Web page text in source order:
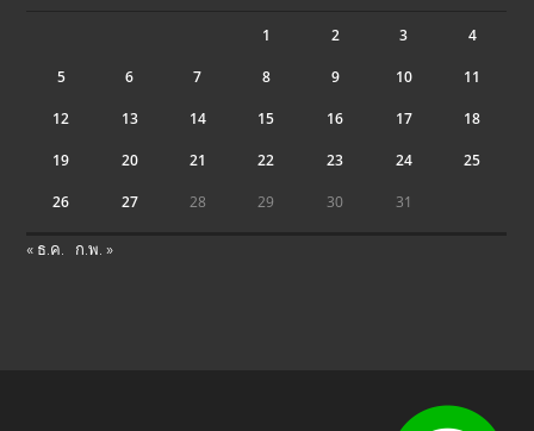
1 2 3 4
5 6 7 8 9 10 11
12 13 14 15 16 17 18
19 20 21 22 23 24 25
26 27 28 29 30 31
« ธ.ค. ก.พ. »